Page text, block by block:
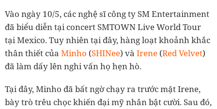
Vào ngày 10/5, các nghệ sĩ công ty SM Entertainment
đã biểu diễn tại concert SMTOWN Live World Tour
tại Mexico. Tuy nhiên tại đây, hàng loạt khoảnh khắc
thân thiết của Minho (SHINee) và Irene (Red Velvet)
đã làm dấy lên nghi vấn họ hẹn hò.
Tại đây, Minho đã bất ngờ chạy ra trước mặt Irene,
bày trò trêu chọc khiến đại mỹ nhân bật cười. Sau đó,